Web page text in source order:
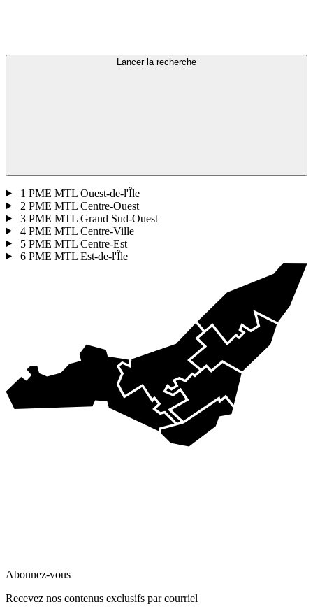
Lancer la recherche
1 PME MTL Ouest-de-l'Île
2 PME MTL Centre-Ouest
3 PME MTL Grand Sud-Ouest
4 PME MTL Centre-Ville
5 PME MTL Centre-Est
6 PME MTL Est-de-l'Île
Abonnez-vous
Recevez nos contenus exclusifs par courriel